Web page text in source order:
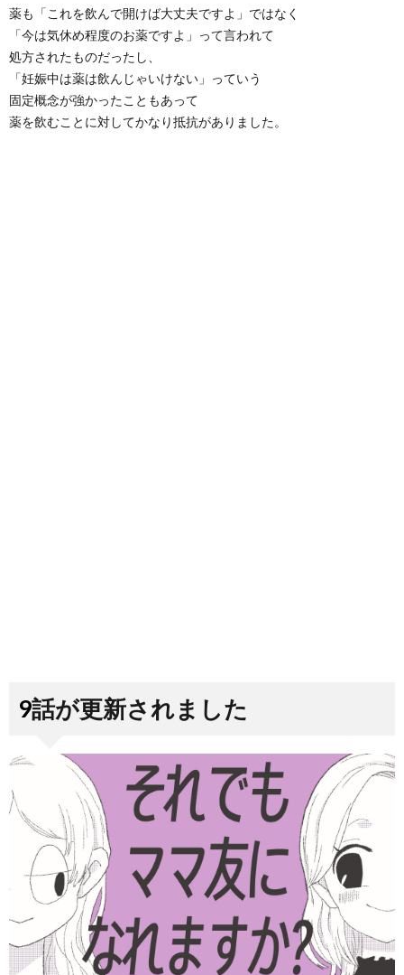
薬も「これを飲んで開けば大丈夫ですよ」ではなく
「今は気休め程度のお薬ですよ」って言われて
処方されたものだったし、
「妊娠中は薬は飲んじゃいけない」っていう
固定概念が強かったこともあって
薬を飲むことに対してかなり抵抗がありました。
9話が更新されました